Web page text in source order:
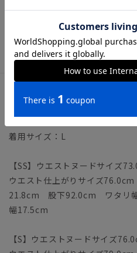
ってネップの表れ方が異なる場
うえ、ご注文下さいますようお
サイズ詳細
着用サイズ：L
【SS】ウエストヌードサイズ
ウエスト仕上がりサイズ
21.8cm 股下92.0cm ワタリ
幅17.5cm
【S】ウエストヌードサイズ